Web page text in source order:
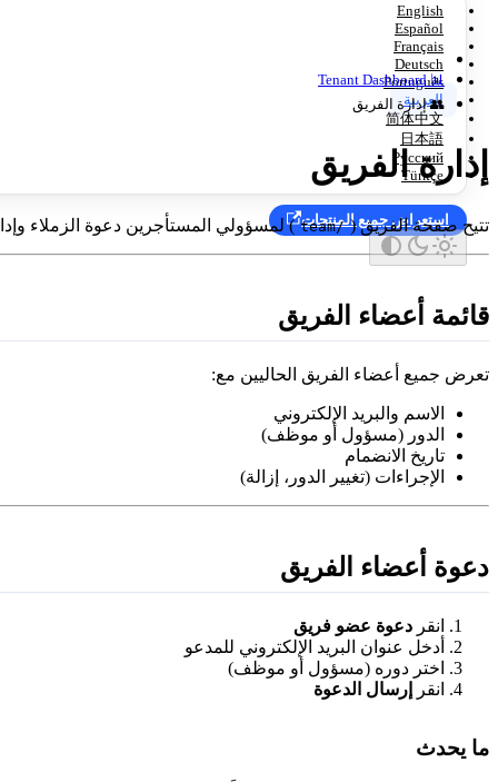
English
Español
Français
Deutsch
Português
العربية
简体中文
日本語
Русский
Türkçe
استعراض جميع المنتجات
📊 Tenant Dashboard
👥 إدارة الفريق
إدارة الفريق
تتيح صفحة الفريق ( /team ) لمسؤولي المستأجرين دعوة الزملاء
قائمة أعضاء الفريق
تعرض جميع أعضاء الفريق الحاليين مع:
الاسم والبريد الإلكتروني
الدور (مسؤول أو موظف)
تاريخ الانضمام
الإجراءات (تغيير الدور، إزالة)
دعوة أعضاء الفريق
انقر دعوة عضو فريق
أدخل عنوان البريد الإلكتروني للمدعو
اختر دوره (مسؤول أو موظف)
انقر
إرسال الدعوة
ما يحدث